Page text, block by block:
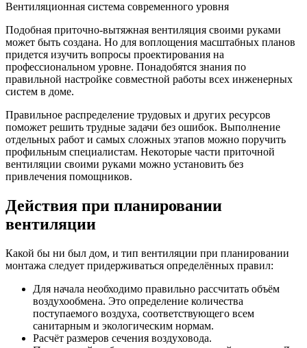
Вентиляционная система современного уровня
Подобная приточно-вытяжная вентиляция своими руками
может быть создана. Но для воплощения масштабных планов
придется изучить вопросы проектирования на
профессиональном уровне. Понадобятся знания по
правильной настройке совместной работы всех инженерных
систем в доме.
Правильное распределение трудовых и других ресурсов
поможет решить трудные задачи без ошибок. Выполнение
отдельных работ и самых сложных этапов можно поручить
профильным специалистам. Некоторые части приточной
вентиляции своими руками можно установить без
привлечения помощников.
Действия при планировании
вентиляции
Какой бы ни был дом, и тип вентиляции при планировании
монтажа следует придерживаться определённых правил:
Для начала необходимо правильно рассчитать объём
воздухообмена. Это определение количества
поступаемого воздуха, соответствующего всем
санитарным и экологическим нормам.
Расчёт размеров сечения воздуховода.